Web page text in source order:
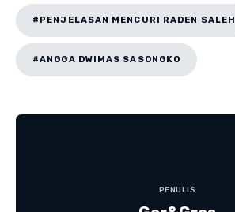
#PENJELASAN MENCURI RADEN SALEH
#ANGGA DWIMAS SASONGKO
PENULIS